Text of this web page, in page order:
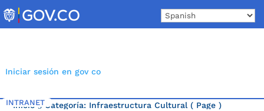
to
content
Iniciar sesión en gov co
INTRANET
Inicio 5 Categoría: Infraestructura Cultural ( Page )